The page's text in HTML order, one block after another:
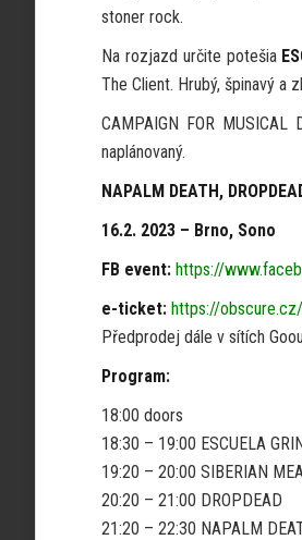
stoner rock.
Na rozjazd určite potešia
The Client. Hrubý, špinavý a
CAMPAIGN FOR
naplánovaný.
NAPALM DEATH,
16.2. 2023 – Brno, Sono
FB event: https://
e-ticket: https://
Předprodej dále v sítích
Program:
18:00 doors
18:30 – 19:00 ESCUELA
19:20 – 20:00 SIBERIAN
20:20 – 21:00 DROPDEAD
21:20 – 22:30 NAPALM